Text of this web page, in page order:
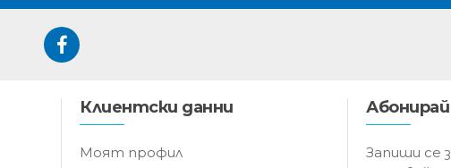
Клиентски данни
Моят профил
Абонирай
Запиши се